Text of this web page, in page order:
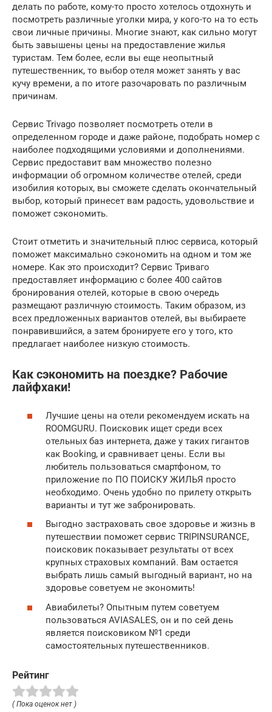
делать по работе, кому-то просто хотелось отдохнуть и
посмотреть различные уголки мира, у кого-то на то есть
свои личные причины. Многие знают, как сильно могут
быть завышены цены на предоставление жилья
туристам. Тем более, если вы еще неопытный
путешественник, то выбор отеля может занять у вас
кучу времени, а по итоге разочаровать по различным
причинам.
Сервис Trivago позволяет посмотреть отели в
определенном городе и даже районе, подобрать номер с
наиболее подходящими условиями и дополнениями.
Сервис предоставит вам множество полезно
информации об огромном количестве отелей, среди
изобилия которых, вы сможете сделать окончательный
выбор, который принесет вам радость, удовольствие и
поможет сэкономить.
Стоит отметить и значительный плюс сервиса, который
поможет максимально сэкономить на одном и том же
номере. Как это происходит? Сервис Триваго
предоставляет информацию с более 400 сайтов
бронирования отелей, которые в свою очередь
размещают различную стоимость. Таким образом, из
всех предложенных вариантов отелей, вы выбираете
понравившийся, а затем бронируете его у того, кто
предлагает наиболее низкую стоимость.
Как сэкономить на поездке? Рабочие
лайфхаки!
Лучшие цены на отели рекомендуем искать на
ROOMGURU. Поисковик ищет среди всех
отельных баз интернета, даже у таких гигантов
как Booking, и сравнивает цены. Если вы
любитель пользоваться смартфоном, то
приложение по ПО ПОИСКУ ЖИЛЬЯ просто
необходимо. Очень удобно по прилету открыть
варианты и тут же забронировать.
Выгодно застраховать свое здоровье и жизнь в
путешествии поможет сервис TRIPINSURANCE,
поисковик показывает результаты от всех
крупных страховых компаний. Вам остается
выбрать лишь самый выгодный вариант, но на
здоровье советуем не экономить!
Авиабилеты? Опытным путем советуем
пользоваться AVIASALES, он и по сей день
является поисковиком №1 среди
самостоятельных путешественников.
Рейтинг
( Пока оценок нет )